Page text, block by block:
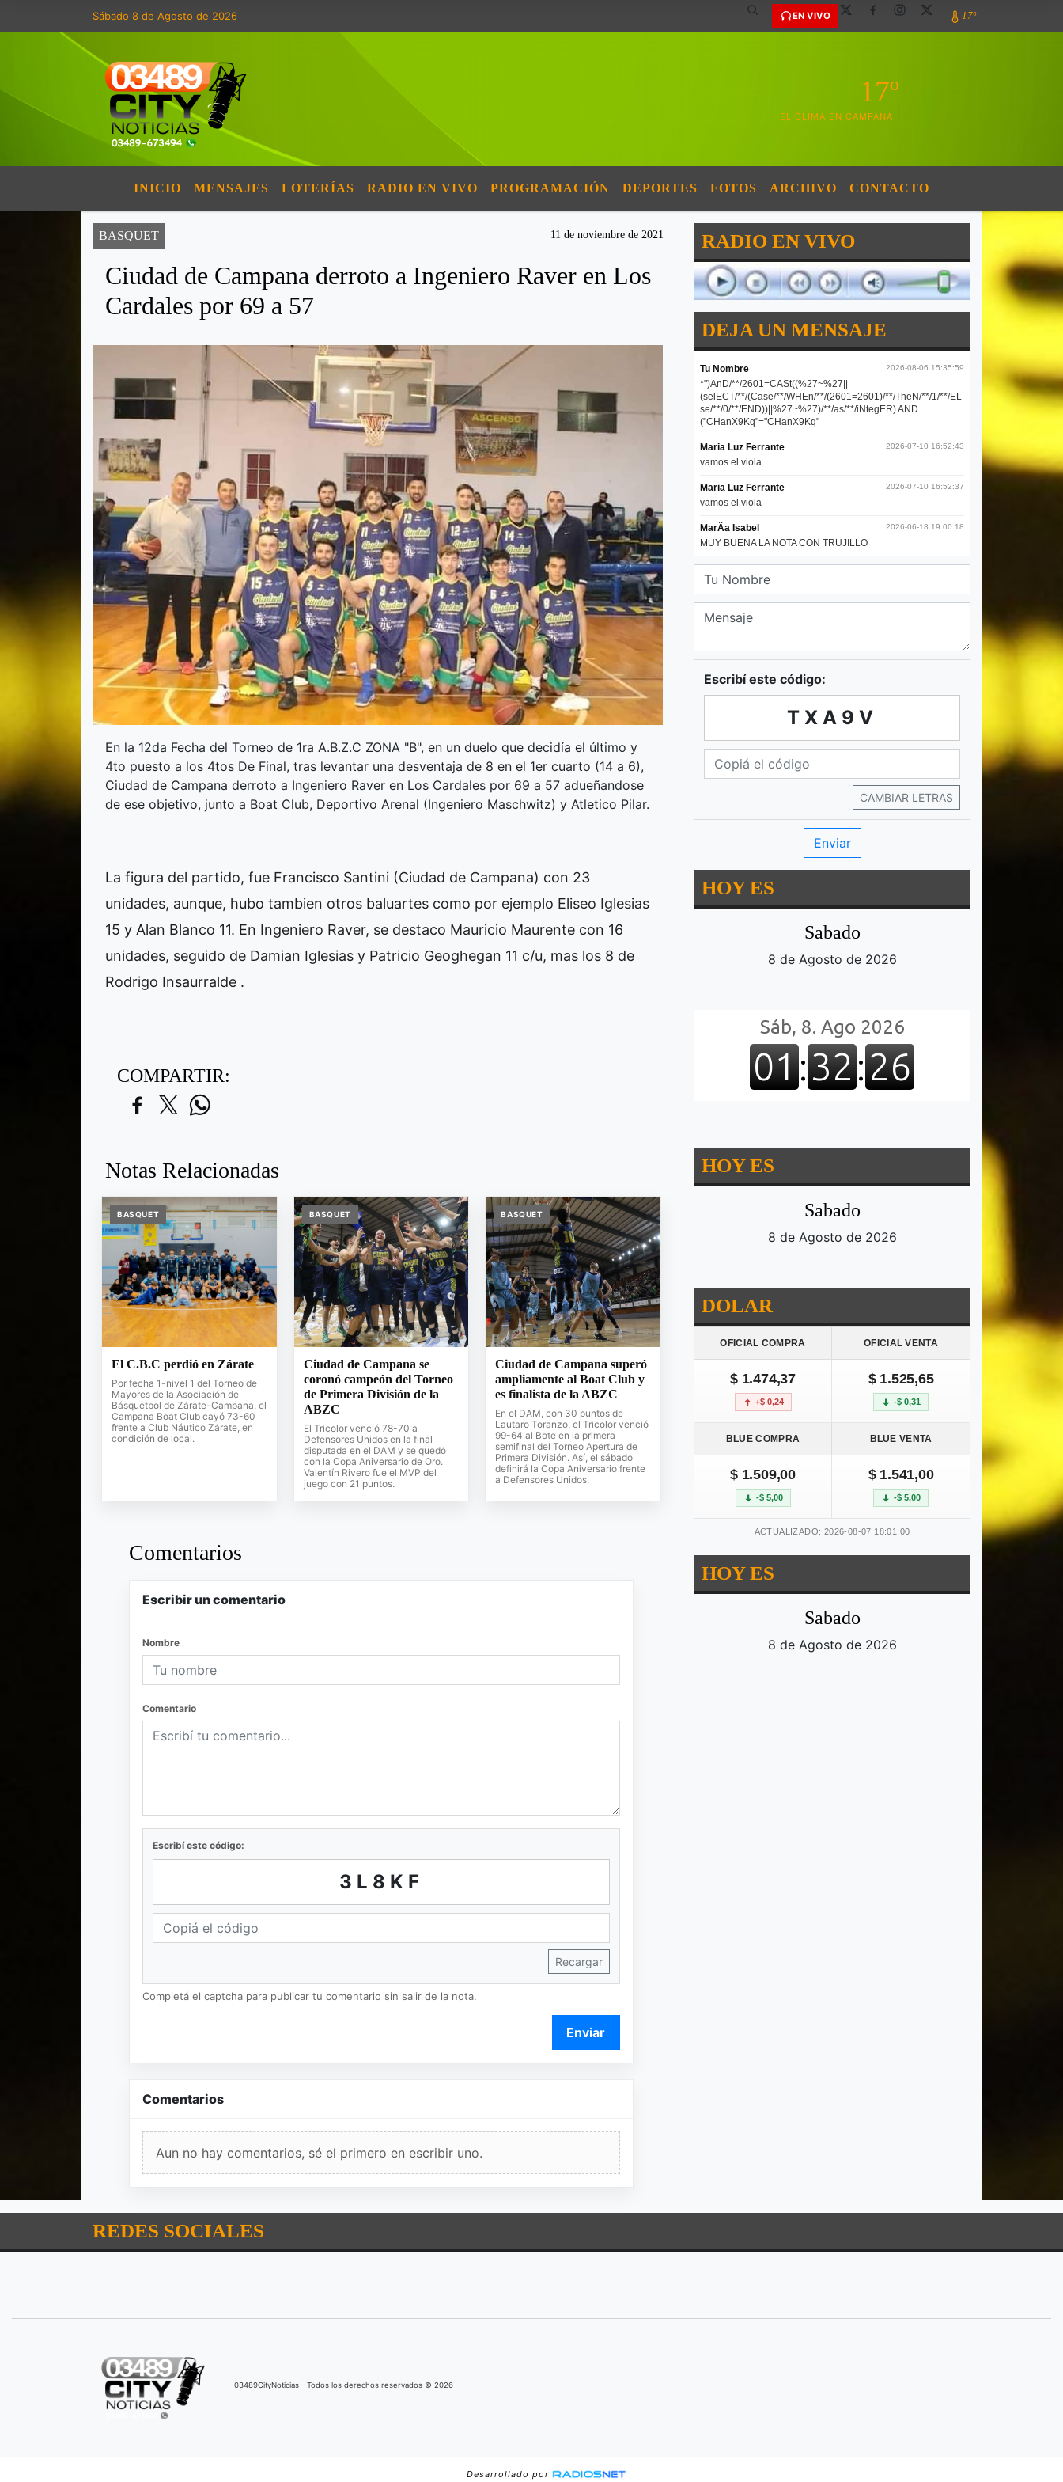
Sábado 8 de Agosto de 2026 EN VIVO 17º
17º
EL CLIMA EN CAMPANA
INICIO MENSAJES LOTERÍAS RADIO EN VIVO PROGRAMACIÓN DEPORTES FOTOS ARCHIVO CONTACTO
BASQUET 11 de noviembre de 2021
Ciudad de Campana derroto a Ingeniero Raver en Los
Cardales por 69 a 57
En la 12da Fecha del Torneo de 1ra A.B.Z.C ZONA "B", en un duelo que decidía el último y
4to puesto a los 4tos De Final, tras levantar una desventaja de 8 en el 1er cuarto (14 a 6),
Ciudad de Campana derroto a Ingeniero Raver en Los Cardales por 69 a 57 adueñandose
de ese objetivo, junto a Boat Club, Deportivo Arenal (Ingeniero Maschwitz) y Atletico Pilar.
La figura del partido, fue Francisco Santini (Ciudad de Campana) con 23
unidades, aunque, hubo tambien otros baluartes como por ejemplo Eliseo Iglesias
15 y Alan Blanco 11. En Ingeniero Raver, se destaco Mauricio Maurente con 16
unidades, seguido de Damian Iglesias y Patricio Geoghegan 11 c/u, mas los 8 de
Rodrigo Insaurralde .
COMPARTIR:
Notas Relacionadas
BASQUET
El C.B.C perdió en Zárate
Por fecha 1-nivel 1 del Torneo de
Mayores de la Asociación de
Básquetbol de Zárate-Campana, el
Campana Boat Club cayó 73-60
frente a Club Náutico Zárate, en
condición de local.
BASQUET
Ciudad de Campana se
coronó campeón del Torneo
de Primera División de la
ABZC
El Tricolor venció 78-70 a
Defensores Unidos en la final
disputada en el DAM y se quedó
con la Copa Aniversario de Oro.
Valentín Rivero fue el MVP del
juego con 21 puntos.
BASQUET
Ciudad de Campana superó
ampliamente al Boat Club y
es finalista de la ABZC
En el DAM, con 30 puntos de
Lautaro Toranzo, el Tricolor venció
99-64 al Bote en la primera
semifinal del Torneo Apertura de
Primera División. Así, el sábado
definirá la Copa Aniversario frente
a Defensores Unidos.
Comentarios
Escribir un comentario
Nombre
Comentario
Escribí este código:
3L8KF
Recargar
Completá el captcha para publicar tu comentario sin salir de la nota.
Enviar
Comentarios
Aun no hay comentarios, sé el primero en escribir uno.
RADIO EN VIVO
DEJA UN MENSAJE
Escribí este código:
TXA9V
CAMBIAR LETRAS
HOY ES
Sabado
8 de Agosto de 2026
HOY ES
Sabado
8 de Agosto de 2026
DOLAR
OFICIAL COMPRA OFICIAL VENTA
$ 1.474,37
+$ 0,24
$ 1.525,65
-$ 0,31
BLUE COMPRA BLUE VENTA
$ 1.509,00
-$ 5,00
$ 1.541,00
-$ 5,00
ACTUALIZADO: 2026-08-07 18:01:00
HOY ES
Sabado
8 de Agosto de 2026
REDES SOCIALES
03489CityNoticias - Todos los derechos reservados © 2026
Desarrollado por